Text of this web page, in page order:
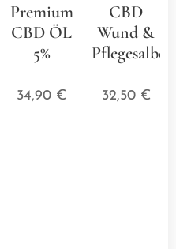
Premium
CBD ÖL
5%
34,90 €
CBD
Wund &
Pflegesalbe
32,50€